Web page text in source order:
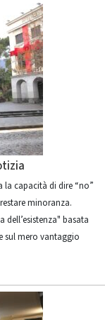
la capacità di dire “no”
minoranza.
dell’esistenza" basata
sul mero vantaggio